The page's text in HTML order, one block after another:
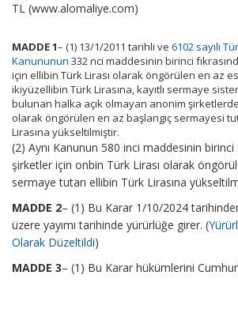
TL (www.alomaliye.com)
MADDE 1– (1) 13/1/2011 tarihli ve 6102 sayılı
Kanununun 332 nci maddesinin birinci
için ellibin Türk Lirası olarak öngörülen en az
ikiyüzellibin Türk Lirasına, kayıtlı sermaye
bulunan halka açık olmayan anonim
olarak öngörülen en az başlangıç sermayesi
Lirasına yükseltilmiştir.
(2) Aynı Kanunun 580 inci maddesinin birinci
şirketler için onbin Türk Lirası olarak
sermaye tutarı ellibin Türk Lirasına
MADDE 2– (1) Bu Karar 1/10/2024
üzere yayımı tarihinde yürürlüğe girer. (
Olarak Düzeltildi)
MADDE 3– (1) Bu Karar hükümlerini